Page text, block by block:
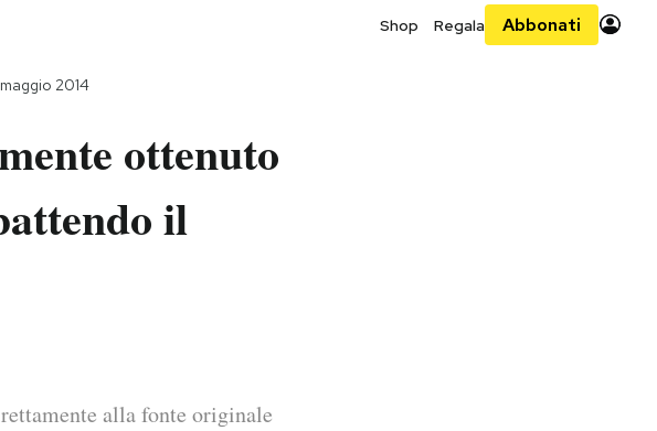
Shop Regala Abbonati
2014
ottenuto
il
alla fonte originale